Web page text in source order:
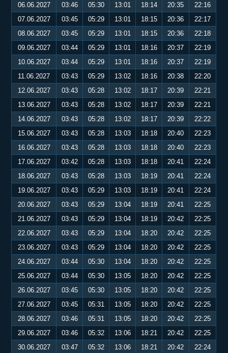
06.06.2027
03:46 05:30 13:01 18:14 20:35
22:16
07.06.2027
03:45 05:29 13:01 18:15 20:36
22:17
08.06.2027
03:45 05:29 13:01 18:15 20:36
22:18
09.06.2027
03:44 05:29 13:01 18:16 20:37
22:19
10.06.2027
03:44 05:29 13:01 18:16 20:37
22:19
11.06.2027
03:43 05:29 13:02 18:16 20:38
22:20
12.06.2027
03:43 05:28 13:02 18:17 20:39
22:21
13.06.2027
03:43 05:28 13:02 18:17 20:39
22:21
14.06.2027
03:43 05:28 13:02 18:17 20:39
22:22
15.06.2027
03:43 05:28 13:03 18:18 20:40
22:23
16.06.2027
03:43 05:28 13:03 18:18 20:40
22:23
17.06.2027
03:42 05:28 13:03 18:18 20:41
22:24
18.06.2027
03:43 05:28 13:03 18:19 20:41
22:24
19.06.2027
03:43 05:29 13:03 18:19 20:41
22:24
20.06.2027
03:43 05:29 13:04 18:19 20:41
22:25
21.06.2027
03:43 05:29 13:04 18:19 20:42
22:25
22.06.2027
03:43 05:29 13:04 18:20 20:42
22:25
23.06.2027
03:43 05:29 13:04 18:20 20:42
22:25
24.06.2027
03:44 05:30 13:04 18:20 20:42
22:25
25.06.2027
03:44 05:30 13:05 18:20 20:42
22:25
26.06.2027
03:45 05:30 13:05 18:20 20:42
22:25
27.06.2027
03:45 05:31 13:05 18:20 20:42
22:25
28.06.2027
03:46 05:31 13:05 18:20 20:42
22:25
29.06.2027
03:46 05:32 13:06 18:21 20:42
22:25
30.06.2027
03:47 05:32 13:06 18:21 20:42
22:24